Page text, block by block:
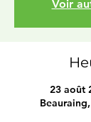
Voir
23 août